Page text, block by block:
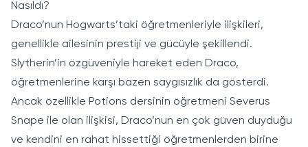
Nasıldı?
Draco’nun Hogwarts’taki öğretmenleriyle ilişkileri,
genellikle ailesinin prestiji ve gücüyle şekillendi.
Slytherin’in özgüveniyle hareket eden Draco,
öğretmenlerine karşı bazen saygısızlık da gösterdi.
Ancak özellikle Potions dersinin öğretmeni Severus
Snape ile olan ilişkisi, Draco’nun en çok güven duyduğu
ve kendini en rahat hissettiği öğretmenlerden birine